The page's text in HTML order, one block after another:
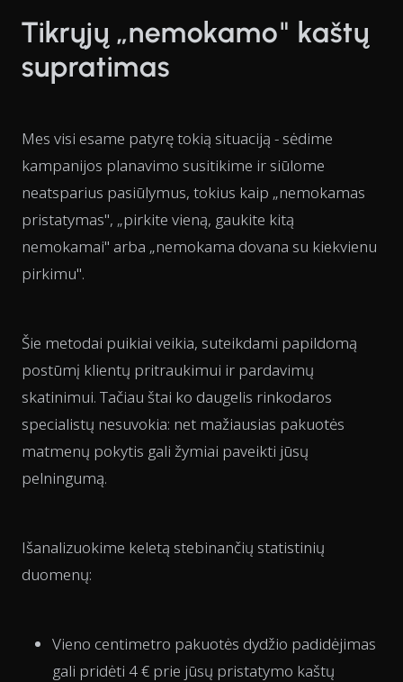
Tikrųjų „nemokamo" kaštų
supratimas
Mes visi esame patyrę tokią situaciją - sėdime
kampanijos planavimo susitikime ir siūlome
neatsparius pasiūlymus, tokius kaip „nemokamas
pristatymas", „pirkite vieną, gaukite kitą
nemokamai" arba „nemokama dovana su kiekvienu
pirkimu".
Šie metodai puikiai veikia, suteikdami papildomą
postūmį klientų pritraukimui ir pardavimų
skatinimui. Tačiau štai ko daugelis rinkodaros
specialistų nesuvokia: net mažiausias pakuotės
matmenų pokytis gali žymiai paveikti jūsų
pelningumą.
Išanalizuokime keletą stebinančių statistinių
duomenų:
Vieno centimetro pakuotės dydžio padidėjimas
gali pridėti 4 € prie jūsų pristatymo kaštų